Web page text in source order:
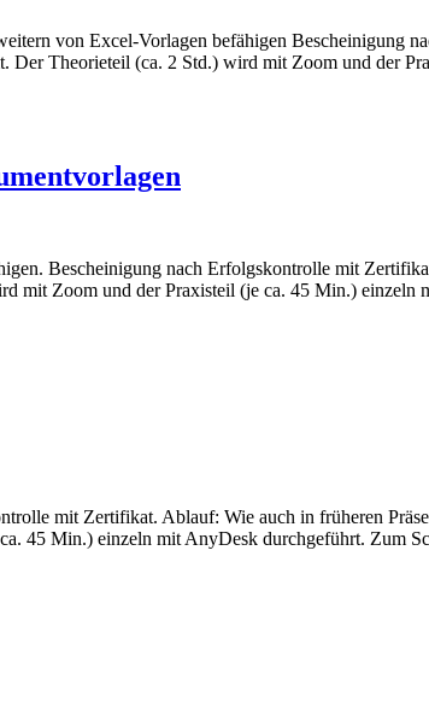
von Excel-Vorlagen befähigen Bescheinigung
Der Theorieteil (ca. 2 Std.) wird mit Zoom und der
Bescheinigung nach Erfolgskontrolle mit
mit Zoom und der Praxisteil (je ca. 45 Min.)
mit Zertifikat. Ablauf: Wie auch in früheren
45 Min.) einzeln mit AnyDesk durchgeführt. Zum